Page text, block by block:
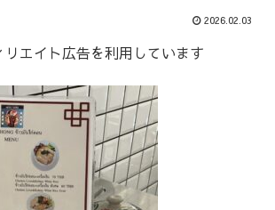
2026.02.03
エイト広告を利用しています